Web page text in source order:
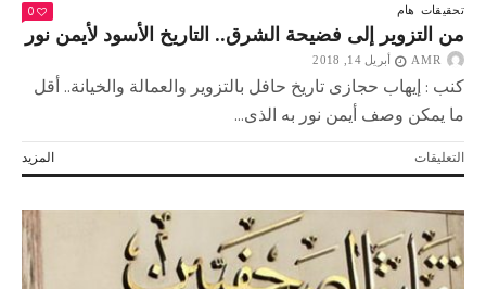
تحقيقات هام 0
من التزوير إلى فضيحة الشرق.. التاريخ الأسود لأيمن نور
AMR أبريل 14, 2018
كنب : إيهاب حجازى تاريخ حافل بالتزوير والعمالة والخيانة.. أقل
ما يمكن وصف أيمن نور به الذى...
المزيد التعليقاتعلى
من
إلى
فضيحة
الشرق..
التاريخ